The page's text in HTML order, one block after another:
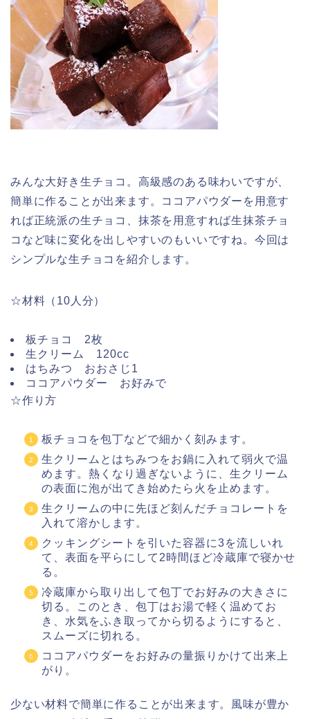
みんな大好き生チョコ。高級感のある味わいですが、
簡単に作ることが出来ます。ココアパウダーを用意す
れば正統派の生チョコ、抹茶を用意すれば生抹茶チョ
コなど味に変化を出しやすいのもいいですね。今回は
シンプルな生チョコを紹介します。
☆材料（10人分）
板チョコ 2枚
生クリーム 120cc
はちみつ おおさじ1
ココアパウダー お好みで
☆作り方
板チョコを包丁などで細かく刻みます。
生クリームとはちみつをお鍋に入れて弱火で温
めます。熱くなり過ぎないように、生クリーム
の表面に泡が出てき始めたら火を止めます。
生クリームの中に先ほど刻んだチョコレートを
入れて溶かします。
クッキングシートを引いた容器に3を流しいれ
て、表面を平らにして2時間ほど冷蔵庫で寝かせ
る。
冷蔵庫から取り出して包丁でお好みの大きさに
切る。このとき、包丁はお湯で軽く温めてお
き、水気をふき取ってから切るようにすると、
スムーズに切れる。
ココアパウダーをお好みの量振りかけて出来上
がり。
少ない材料で簡単に作ることが出来ます。風味が豊か